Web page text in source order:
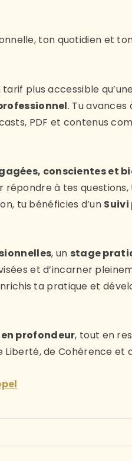
ton quotidien et
tarif plus accessible
. Tu
PDF et contenus
conscientes et
répondre à tes
tu bénéficies d’un
, un stage
et d’incarner
ta pratique et
profondeur, tout en
de Cohérence et